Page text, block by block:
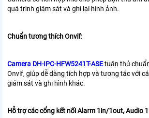
quá trình giám sát và ghi lại hình ảnh.
Chuẩn tương thích Onvif:
Camera DH-IPC-HFW5241T-ASEtuân thủ
Onvif, giúp dễ dàng tích hợp và tương tác với
giám sát và ghi hình khác.
Hỗ trợ các cổng kết nối Alarm 1in/1out, Audio